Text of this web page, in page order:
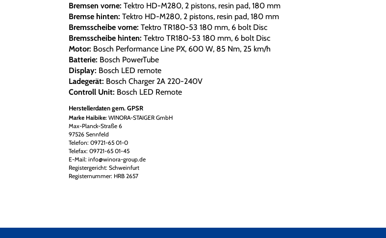
Bremsen vorne: Tektro HD-M280, 2 pistons, resin pad, 180 mm
Bremse hinten: Tektro HD-M280, 2 pistons, resin pad, 180 mm
Bremsscheibe vorne: Tektro TR180-53 180 mm, 6 bolt Disc
Bremsscheibe hinten: Tektro TR180-53 180 mm, 6 bolt Disc
Motor: Bosch Performance Line PX, 600 W, 85 Nm, 25 km/h
Batterie: Bosch PowerTube
Display: Bosch LED remote
Ladegerät: Bosch Charger 2A 220-240V
Controll Unit: Bosch LED Remote
Herstellerdaten gem. GPSR
Marke Haibike:WINORA-STAIGER GmbH
Max-Planck-Straße 6
97526 Sennfeld
Telefon: 09721-65 01-0
Telefax: 09721-65 01-45
E-Mail: info@winora-group.de
Registergericht: Schweinfurt
Registernummer: HRB 2657